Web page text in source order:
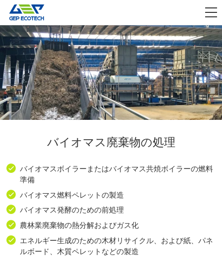
アプリケーション
リリース
私たちについて
お問い合わせ

バイオマス廃棄物の処理
バイオマスボイラーまたはバイオマス共焼ボイラーの燃料
準備
バイオマス燃料ペレットの製造
バイオマス発酵のための前処理
農林業廃棄物の熱分解およびガス化
エネルギー生成のための木材リサイクル、および紙、パネ
ルボード、木質ペレットなどの製造